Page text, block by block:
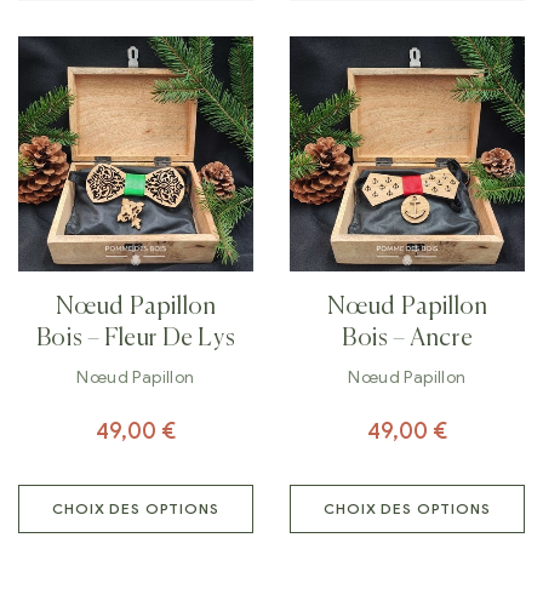
Nœud Papillon
Bois – Fleur De Lys
Nœud Papillon
49,00 €
CHOIX DES OPTIONS
Nœud Papillon
Bois – Ancre
Nœud Papillon
49,00 €
CHOIX DES OPTIONS